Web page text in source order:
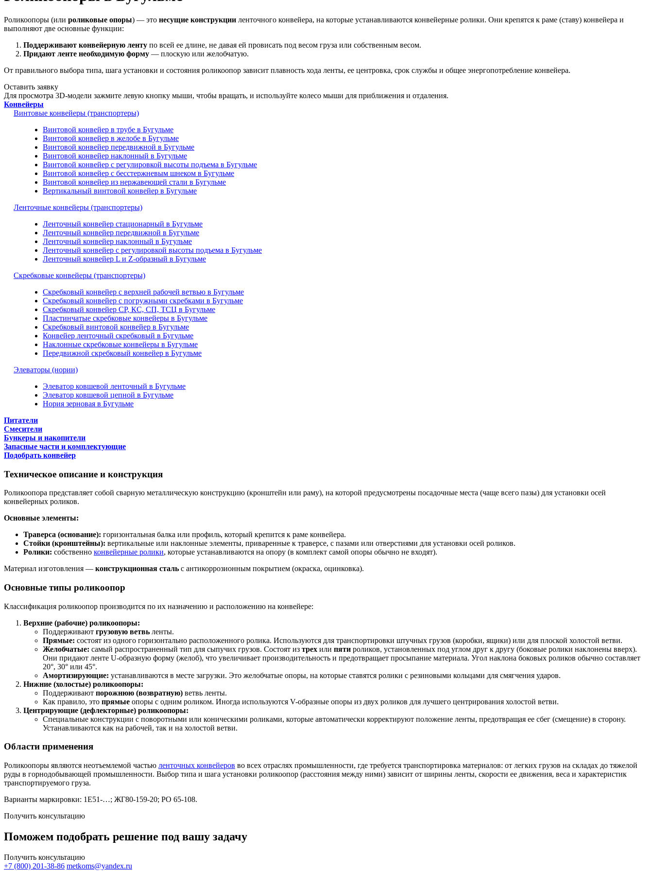
Роликоопоры (или роликовые опоры) — это несущие конструкции ленточного конвейера, на которые устанавливаются конвейерные ролики. Они крепятся к раме (ставу) конвейера и
выполняют две основные функции:
Поддерживают конвейерную ленту по всей ее длине, не давая ей провисать под весом груза или собственным весом.
Придают ленте необходимую форму — плоскую или желобчатую.
От правильного выбора типа, шага установки и состояния роликоопор зависит плавность хода ленты, ее центровка, срок службы и общее энергопотребление конвейера.
Оставить заявку
Для просмотра 3D-модели зажмите левую кнопку мыши, чтобы вращать, и используйте колесо мыши для приближения и отдаления.
Конвейеры
Винтовые конвейеры (транспортеры)
Винтовой конвейер в трубе в Бугульме
Винтовой конвейер в желобе в Бугульме
Винтовой конвейер передвижной в Бугульме
Винтовой конвейер наклонный в Бугульме
Винтовой конвейер с регулировкой высоты подъема в Бугульме
Винтовой конвейер с бесстержневым шнеком в Бугульме
Винтовой конвейер из нержавеющей стали в Бугульме
Вертикальный винтовой конвейер в Бугульме
Ленточные конвейеры (транспортеры)
Ленточный конвейер стационарный в Бугульме
Ленточный конвейер передвижной в Бугульме
Ленточный конвейер наклонный в Бугульме
Ленточный конвейер с регулировкой высоты подъема в Бугульме
Ленточный конвейер L и Z-образный в Бугульме
Скребковые конвейеры (транспортеры)
Скребковый конвейер с верхней рабочей ветвью в Бугульме
Скребковый конвейер с погружными скребками в Бугульме
Скребковый конвейер СР, КС, СП, ТСЦ в Бугульме
Пластинчатые скребковые конвейеры в Бугульме
Скребковый винтовой конвейер в Бугульме
Конвейер ленточный скребковый в Бугульме
Наклонные скребковые конвейеры в Бугульме
Передвижной скребковый конвейер в Бугульме
Элеваторы (нории)
Элеватор ковшевой ленточный в Бугульме
Элеватор ковшевой цепной в Бугульме
Нория зерновая в Бугульме
Питатели
Смесители
Бункеры и накопители
Запасные части и комплектующие
Подобрать конвейер
Техническое описание и конструкция
Роликоопора представляет собой сварную металлическую конструкцию (кронштейн или раму), на которой предусмотрены посадочные места (чаще всего пазы) для установки осей
конвейерных роликов.
Основные элементы:
Траверса (основание): горизонтальная балка или профиль, который крепится к раме конвейера.
Стойки (кронштейны): вертикальные или наклонные элементы, приваренные к траверсе, с пазами или отверстиями для установки осей роликов.
Ролики: собственно конвейерные ролики, которые устанавливаются на опору (в комплект самой опоры обычно не входят).
Материал изготовления — конструкционная сталь с антикоррозионным покрытием (окраска, оцинковка).
Основные типы роликоопор
Классификация роликоопор производится по их назначению и расположению на конвейере:
Верхние (рабочие) роликоопоры:
Поддерживают грузовую ветвь ленты.
Прямые: состоят из одного горизонтально расположенного ролика. Используются для транспортировки штучных грузов (коробки, ящики) или для плоской холостой ветви.
Желобчатые: самый распространенный тип для сыпучих грузов. Состоят из трех или пяти роликов, установленных под углом друг к другу (боковые ролики наклонены вверх).
Они придают ленте U-образную форму (желоб), что увеличивает производительность и предотвращает просыпание материала. Угол наклона боковых роликов обычно составляет
20°, 30° или 45°.
Амортизирующие: устанавливаются в месте загрузки. Это желобчатые опоры, на которые ставятся ролики с резиновыми кольцами для смягчения ударов.
Нижние (холостые) роликоопоры:
Поддерживают порожнюю (возвратную) ветвь ленты.
Как правило, это прямые опоры с одним роликом. Иногда используются V-образные опоры из двух роликов для лучшего центрирования холостой ветви.
Центрирующие (дефлекторные) роликоопоры:
Специальные конструкции с поворотными или коническими роликами, которые автоматически корректируют положение ленты, предотвращая ее сбег (смещение) в сторону.
Устанавливаются как на рабочей, так и на холостой ветви.
Области применения
Роликоопоры являются неотъемлемой частью ленточных конвейеров во всех отраслях промышленности, где требуется транспортировка материалов: от легких грузов на складах до тяжелой
руды в горнодобывающей промышленности. Выбор типа и шага установки роликоопор (расстояния между ними) зависит от ширины ленты, скорости ее движения, веса и характеристик
транспортируемого груза.
Варианты маркировки: 1Е51-…; ЖГ80-159-20; РО 65-108.
Получить консультацию
Поможем подобрать решение под вашу задачу
Получить консультацию
+7 (800) 201-38-86 metkoms@yandex.ru